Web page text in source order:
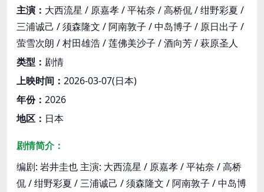
主演： 大西流星 / 原嘉孝 / 平祐奈 / 高桥侃 / 绀野彩夏 /
三浦诚己 / 须森隆文 / 阿南敦子 / 中岛博子 / 原日出子 /
萤雪次朗 / 村田雄浩 / 莲佛美沙子 / 酒向芳 / 萩原圣人
类型： 剧情
上映时间： 2026-03-07(日本)
年份： 2026
地区： 日本
剧情简介：
编剧: 岩井圭也 主演: 大西流星 / 原嘉孝 / 平祐奈 / 高桥
侃 / 绀野彩夏 / 三浦诚己 / 须森隆文 / 阿南敦子 / 中岛博